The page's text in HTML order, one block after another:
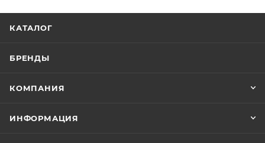
КАТАЛОГ
БРЕНДЫ
КОМПАНИЯ
ИНФОРМАЦИЯ